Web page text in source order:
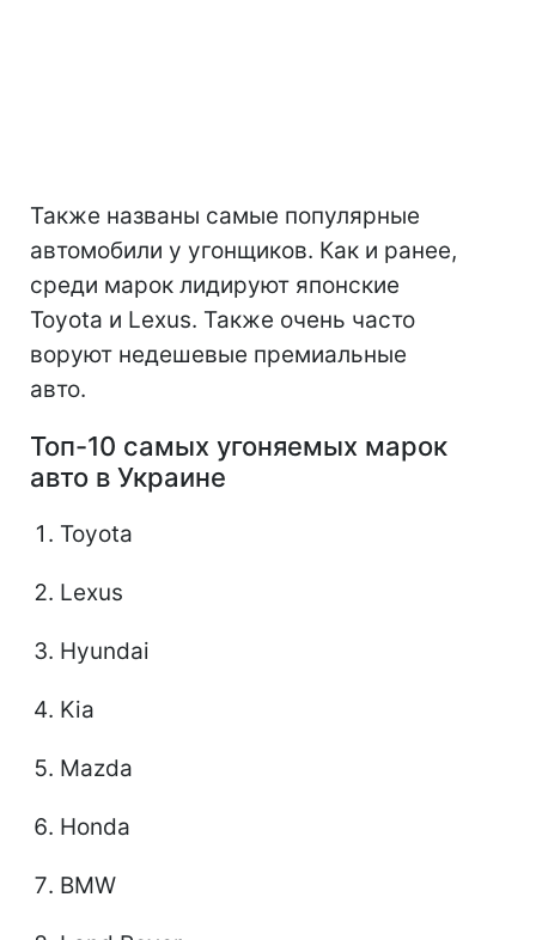
Также названы самые популярные
автомобили у угонщиков. Как и ранее,
среди марок лидируют японские
Toyota и Lexus. Также очень часто
воруют недешевые премиальные
авто.
Топ-10 самых угоняемых марок
авто в Украине
Toyota
Lexus
Hyundai
Kia
Mazda
Honda
BMW